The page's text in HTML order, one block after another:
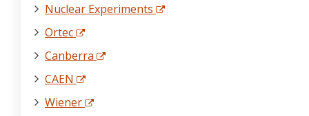
Nuclear Experiments
Ortec
Canberra
CAEN
Wiener